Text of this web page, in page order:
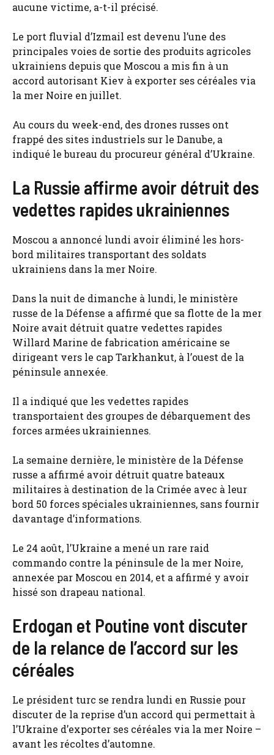
aucune victime, a-t-il précisé.
Le port fluvial d’Izmail est devenu l’une des
principales voies de sortie des produits agricoles
ukrainiens depuis que Moscou a mis fin à un
accord autorisant Kiev à exporter ses céréales via
la mer Noire en juillet.
Au cours du week-end, des drones russes ont
frappé des sites industriels sur le Danube, a
indiqué le bureau du procureur général d’Ukraine.
La Russie affirme avoir détruit des
vedettes rapides ukrainiennes
Moscou a annoncé lundi avoir éliminé les hors-
bord militaires transportant des soldats
ukrainiens dans la mer Noire.
Dans la nuit de dimanche à lundi, le ministère
russe de la Défense a affirmé que sa flotte de la mer
Noire avait détruit quatre vedettes rapides
Willard Marine de fabrication américaine se
dirigeant vers le cap Tarkhankut, à l’ouest de la
péninsule annexée.
Il a indiqué que les vedettes rapides
transportaient des groupes de débarquement des
forces armées ukrainiennes.
La semaine dernière, le ministère de la Défense
russe a affirmé avoir détruit quatre bateaux
militaires à destination de la Crimée avec à leur
bord 50 forces spéciales ukrainiennes, sans fournir
davantage d’informations.
Le 24 août, l’Ukraine a mené un rare raid
commando contre la péninsule de la mer Noire,
annexée par Moscou en 2014, et a affirmé y avoir
hissé son drapeau national.
Erdogan et Poutine vont discuter
de la relance de l’accord sur les
céréales
Le président turc se rendra lundi en Russie pour
discuter de la reprise d’un accord qui permettait à
l’Ukraine d’exporter ses céréales via la mer Noire –
avant les récoltes d’automne.